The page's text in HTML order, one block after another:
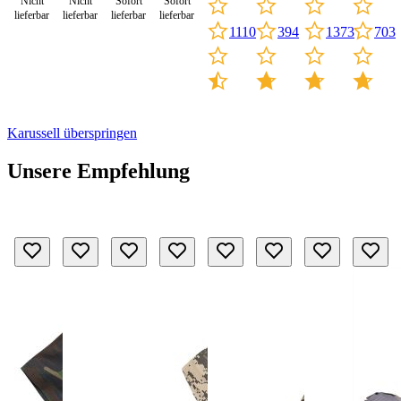
lieferbar
lieferbar
lieferbar
lieferbar
1110 394 1373 703
Karussell überspringen
Unsere Empfehlung